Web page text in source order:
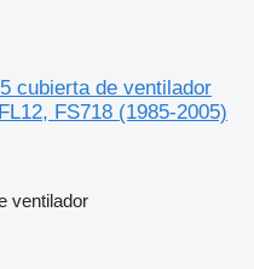
cubierta de ventilador
FS718 (1985-2005)
ventilador